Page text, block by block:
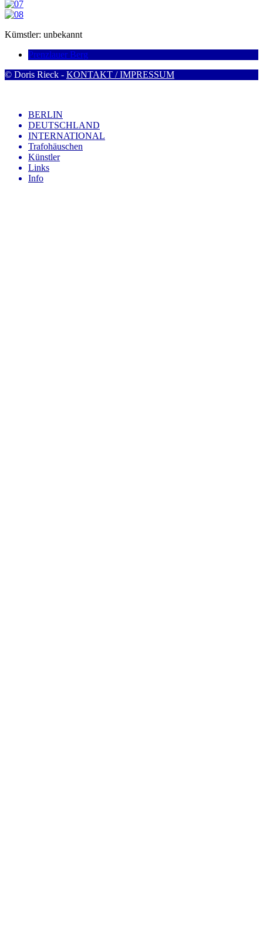
Kümstler: unbekannt
Prenzlauer Berg
© Doris Rieck - KONTAKT / IMPRESSUM
BERLIN
DEUTSCHLAND
INTERNATIONAL
Trafohäuschen
Künstler
Links
Info